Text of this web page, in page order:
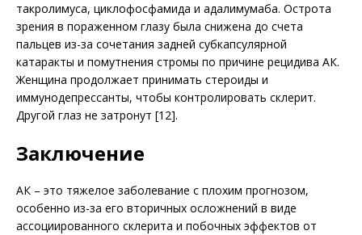
такролимуса, циклофосфамида и адалимумаба. Острота
зрения в пораженном глазу была снижена до счета
пальцев из-за сочетания задней субкапсулярной
катаракты и помутнения стромы по причине рецидива АК.
Женщина продолжает принимать стероиды и
иммунодепрессанты, чтобы контролировать склерит.
Другой глаз не затронут [12].
Заключение
АК – это тяжелое заболевание с плохим прогнозом,
особенно из-за его вторичных осложнений в виде
ассоциированного склерита и побочных эффектов от